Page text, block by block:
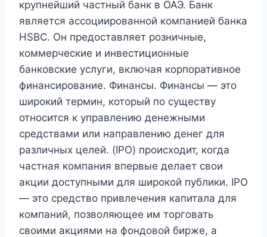
крупнейший частный банк в ОАЭ. Банк
является ассоциированной компанией банка
HSBC. Он предоставляет розничные,
коммерческие и инвестиционные
банковские услуги, включая корпоративное
финансирование. Финансы. Финансы — это
широкий термин, который по существу
относится к управлению денежными
средствами или направлению денег для
различных целей. (IPO) происходит, когда
частная компания впервые делает свои
акции доступными для широкой публики. IPO
— это средство привлечения капитала для
компаний, позволяющее им торговать
своими акциями на фондовой бирже, а